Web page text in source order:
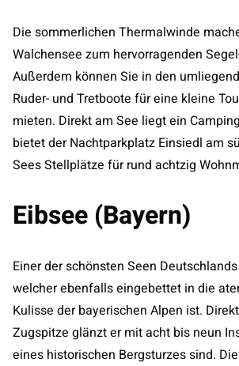
Die sommerlichen Thermalwinde
Walchensee zum hervorragenden
Außerdem können Sie in den
Ruder- und Tretboote für eine kleine
mieten. Direkt am See liegt ein
bietet der Nachtparkplatz Einsiedl am
Sees Stellplätze für rund achtzig
Eibsee (Bayern)
Einer der schönsten Seen
welcher ebenfalls eingebettet in die
Kulisse der bayerischen Alpen ist.
Zugspitze glänzt er mit acht bis neun
eines historischen Bergsturzes sind.